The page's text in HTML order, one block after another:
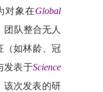
对象在Global
团队整合无人
（如林龄、冠
发表于Science
该次发表的研